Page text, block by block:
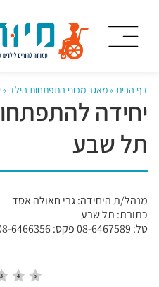
דף הבית »מאגר מכוני התפתחות הילד »
יחידה
תל שבע
מנהל/ת היחידה: גבי חאולה אסד
כתובת: תל שבע
טל: 08-6467589 פקס: 08-6466356